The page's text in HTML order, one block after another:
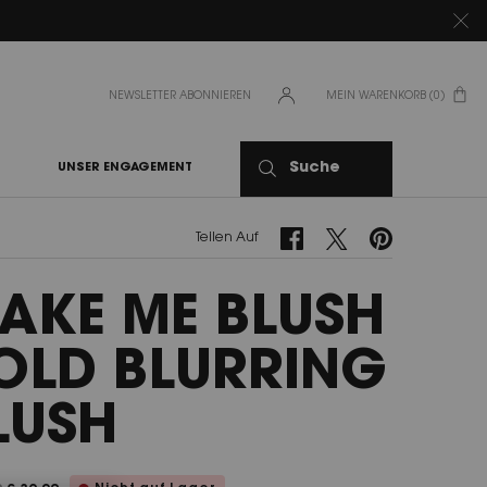
NEWSLETTER ABONNIEREN MEIN WARENKORB 0
UNSER ENGAGEMENT Suche
Teilen Auf Teilen Auf Facebook
Teilen Auf Twitter
Teilen Auf
ME BLUSH
BLURRING